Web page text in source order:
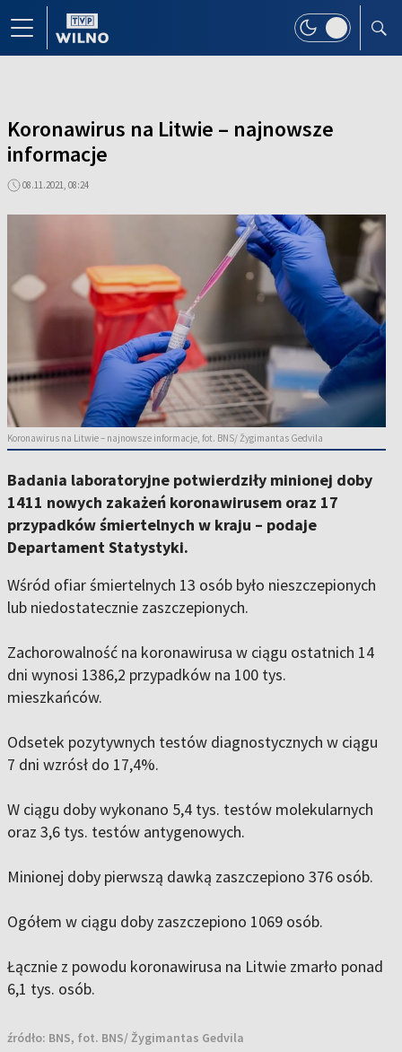
Koronawirus na Litwie – najnowsze
informacje
08.11.2021, 08:24
Koronawirus na Litwie – najnowsze informacje, fot. BNS/ Žygimantas Gedvila
Badania laboratoryjne potwierdziły minionej doby
1411 nowych zakażeń koronawirusem oraz 17
przypadków śmiertelnych w kraju – podaje
Departament Statystyki.
Wśród ofiar śmiertelnych 13 osób było nieszczepionych
lub niedostatecznie zaszczepionych.
Zachorowalność na koronawirusa w ciągu ostatnich 14
dni wynosi 1386,2 przypadków na 100 tys.
mieszkańców.
Odsetek pozytywnych testów diagnostycznych w ciągu
7 dni wzrósł do 17,4%.
W ciągu doby wykonano 5,4 tys. testów molekularnych
oraz 3,6 tys. testów antygenowych.
Minionej doby pierwszą dawką zaszczepiono 376 osób.
Ogółem w ciągu doby zaszczepiono 1069 osób.
Łącznie z powodu koronawirusa na Litwie zmarło ponad
6,1 tys. osób.
źródło: BNS, fot. BNS/ Žygimantas Gedvila